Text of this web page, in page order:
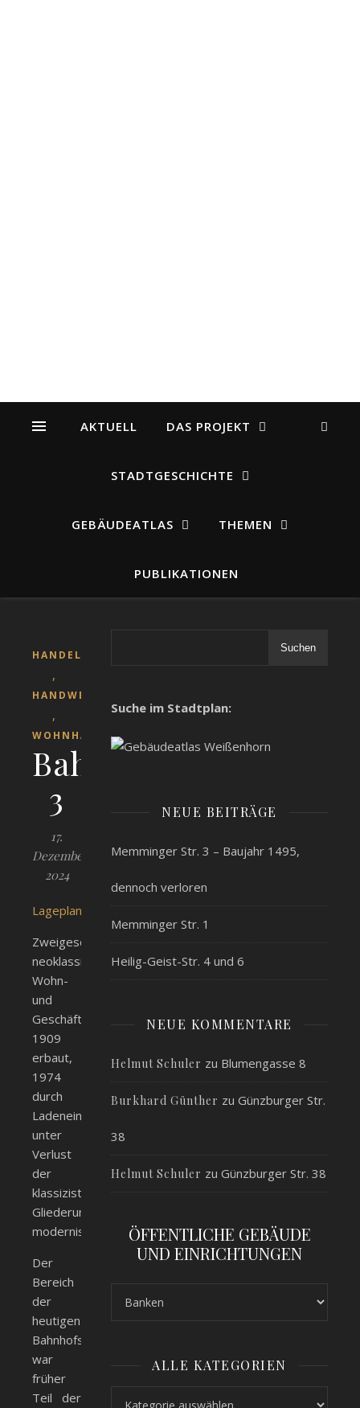
AKTUELL DAS PROJEKT
STADTGESCHICHTE
GEBÄUDEATLAS THEMEN
PUBLIKATIONEN
HANDEL
,
HANDWERK
,
WOHNHÄUSER
Bahnhofstraße
3
17.
Dezember
2024
Lageplan
Zweigeschossiges
neoklassizistisches
Wohn-
und
Geschäftshaus,
1909
erbaut,
1974
durch
Ladeneinbau
unter
Verlust
der
klassizistischen
Gliederung
modernisiert
Der
Bereich
der
heutigen
Bahnhofstraße
war
früher
Teil der
Suchen
Suche im Stadtplan:
NEUE BEITRÄGE
Memminger Str. 3 – Baujahr 1495,
dennoch verloren
Memminger Str. 1
Heilig-Geist-Str. 4 und 6
NEUE KOMMENTARE
Helmut Schuler zu Blumengasse 8
Burkhard Günther zu Günzburger Str.
38
Helmut Schuler zu Günzburger Str. 38
ÖFFENTLICHE GEBÄUDE
UND EINRICHTUNGEN
ALLE KATEGORIEN